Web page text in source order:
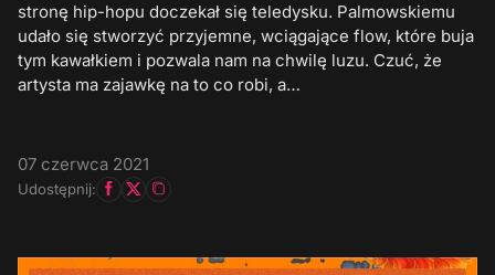
stronę hip-hopu doczekał się teledysku. Palmowskiemu
udało się stworzyć przyjemne, wciągające flow, które buja
tym kawałkiem i pozwala nam na chwilę luzu. Czuć, że
artysta ma zajawkę na to co robi, a…
07 czerwca 2021
Udostępnij: